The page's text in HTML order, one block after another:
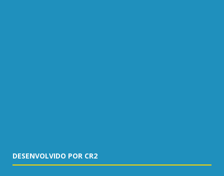
DESENVOLVIDO POR CR2